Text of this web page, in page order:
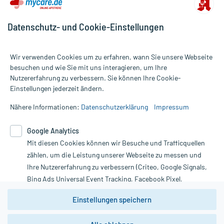
Alle Preise gelten inkl. MwSt., ggf. zzgl. Versandkosten
Informationen auf dieser Website werden ausschließlich für
die Untersuchung und Behandlung durch einen Arzt. Bitte
Therapien eingeleitet werden können. | Diese Webseite benutzt
Google Analytics. Lesen Sie bitte dazu die wichtigen Hinweise in
unserer Datenschutzerklärung. Für den Widerruf einer Bestellung
nutzen Sie das Formular:
Vertrag widerrufen
Datenschutz- und Cookie-Einstellungen
Wir verwenden Cookies um zu erfahren, wann Sie unsere Webseite
besuchen und wie Sie mit uns interagieren, um Ihre
Nutzererfahrung zu verbessern. Sie können Ihre Cookie-
Einstellungen jederzeit ändern.
Nähere Informationen: Datenschutzerklärung Impressum
Google Analytics
Mit diesen Cookies können wir Besuche und Trafficquellen
zählen, um die Leistung unserer Webseite zu messen und
Ihre Nutzererfahrung zu verbessern (Criteo, Google Signals,
Bing Ads Universal Event Tracking, Facebook Pixel,
Youtube-Social Plugin).
Wir weisen darauf hin, dass die
Einstellungen speichern